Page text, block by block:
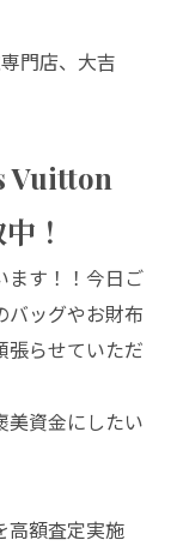
門店、大吉
Vuitton
！
ます！！今日ご
バッグやお財布
張らせていただ
美資金にしたい
額査定実施